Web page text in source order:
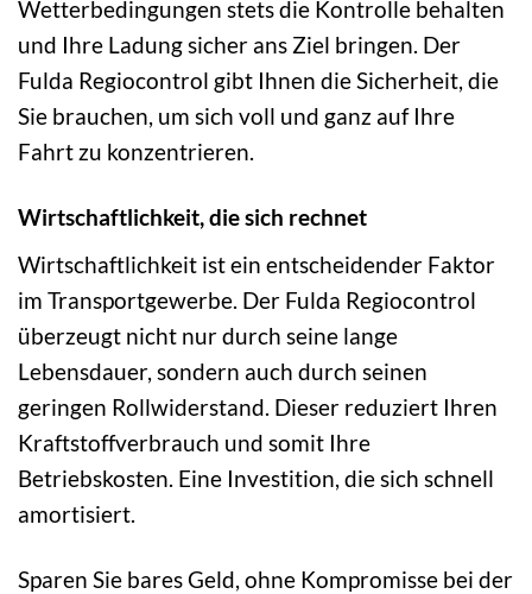
Wetterbedingungen stets die Kontrolle behalten
und Ihre Ladung sicher ans Ziel bringen. Der
Fulda Regiocontrol gibt Ihnen die Sicherheit, die
Sie brauchen, um sich voll und ganz auf Ihre
Fahrt zu konzentrieren.
Wirtschaftlichkeit, die sich rechnet
Wirtschaftlichkeit ist ein entscheidender Faktor
im Transportgewerbe. Der Fulda Regiocontrol
überzeugt nicht nur durch seine lange
Lebensdauer, sondern auch durch seinen
geringen Rollwiderstand. Dieser reduziert Ihren
Kraftstoffverbrauch und somit Ihre
Betriebskosten. Eine Investition, die sich schnell
amortisiert.
Sparen Sie bares Geld, ohne Kompromisse bei der